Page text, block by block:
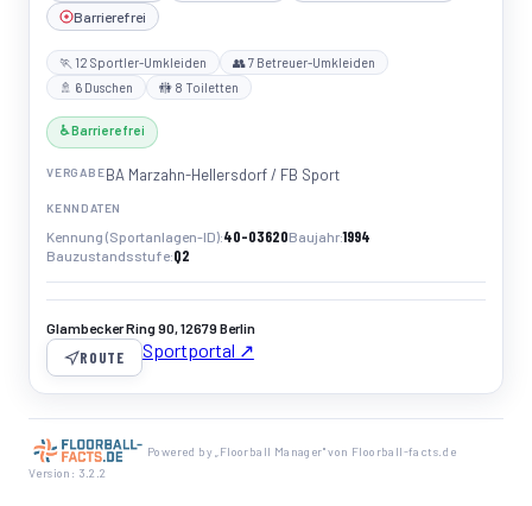
Barrierefrei
🏃 12 Sportler-Umkleiden
👥 7 Betreuer-Umkleiden
🚿 6 Duschen
🚻 8 Toiletten
♿ Barrierefrei
VERGABEBA Marzahn-Hellersdorf / FB Sport
KENNDATEN
Kennung (Sportanlagen-ID) 40-03620Baujahr 1994
Bauzustandsstufe Q2
Glambecker Ring 90, 12679 Berlin
ROUTE Sportportal ↗
Powered by „Floorball Manager" von Floorball-facts.de
Version: 3.2.2